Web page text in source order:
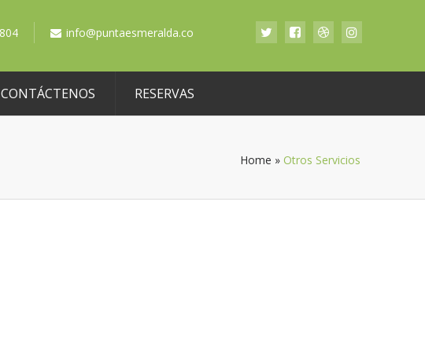
info@puntaesmeralda.co
CONTÁCTENOS RESERVAS
Home » Otros Servicios